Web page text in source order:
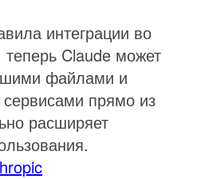
интеграции во
Claude может
файлами и
прямо из
расширяет